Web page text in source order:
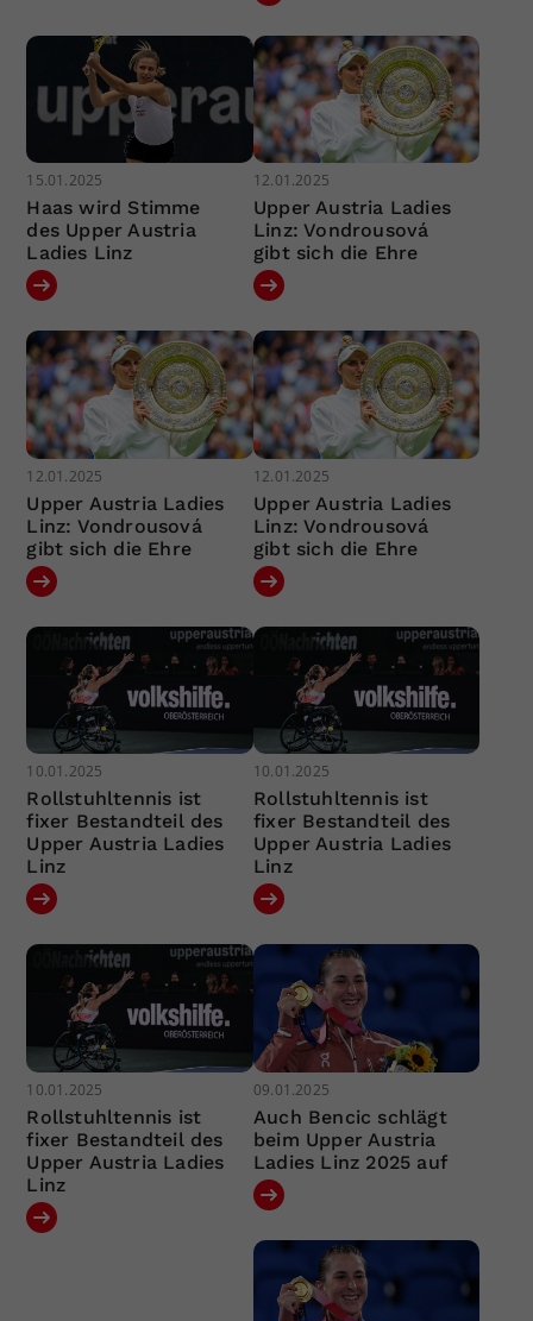
15.01.2025
Haas wird Stimme
des Upper Austria
Ladies Linz
12.01.2025
Upper Austria Ladies
Linz: Vondrousová
gibt sich die Ehre
12.01.2025
Upper Austria Ladies
Linz: Vondrousová
gibt sich die Ehre
12.01.2025
Upper Austria Ladies
Linz: Vondrousová
gibt sich die Ehre
10.01.2025
Rollstuhltennis ist
fixer Bestandteil des
Upper Austria Ladies
Linz
10.01.2025
Rollstuhltennis ist
fixer Bestandteil des
Upper Austria Ladies
Linz
10.01.2025
Rollstuhltennis ist
fixer Bestandteil des
Upper Austria Ladies
Linz
09.01.2025
Auch Bencic schlägt
beim Upper Austria
Ladies Linz 2025 auf